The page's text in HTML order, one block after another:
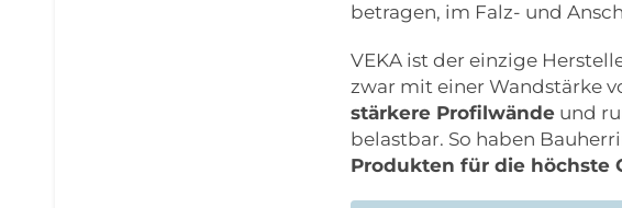
betragen, im Falz- und
VEKA ist der einzige
zwar mit einer Wandstärke
stärkere Profilwändeund
belastbar. So haben
Produkten für die höchste